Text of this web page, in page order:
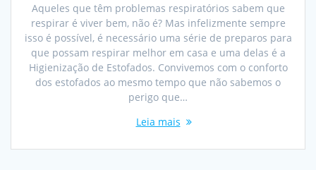
Aqueles que têm problemas respiratórios sabem que
respirar é viver bem, não é? Mas infelizmente sempre
isso é possível, é necessário uma série de preparos para
que possam respirar melhor em casa e uma delas é a
Higienização de Estofados. Convivemos com o conforto
dos estofados ao mesmo tempo que não sabemos o
perigo que…
Leia mais